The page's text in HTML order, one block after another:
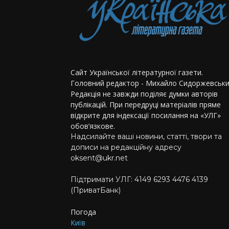
Сайт Української літературної газети.
Головний редактор - Михайло
Редакція не завжди поділяє думки авторів
публікацій. При передруці матеріалів пряме
відкрите для індексації посилання на «УЛГ»
обов’язкове.
Надсилайте ваші новини, статті, твори та
дописи на редакційну адресу
oksent@ukr.net
Підтримати УЛГ: 4149 6293 4476 4139
(ПриватБанк)
Погода
Київ